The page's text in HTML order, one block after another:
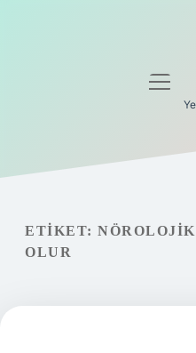
Gizlilik Politikası
Hakkımızda
menüyü
ETIKET:
OLUR